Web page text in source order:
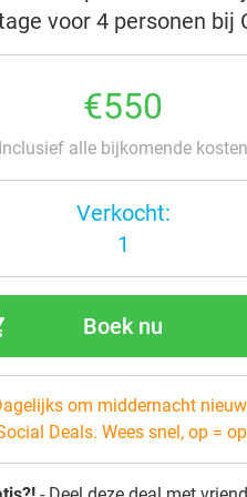
voor 4 personen bij
€550
Inclusief alle bijkomende kosten
Verkocht:
1
Boek nu
om middernacht
Deals. Wees snel, op =